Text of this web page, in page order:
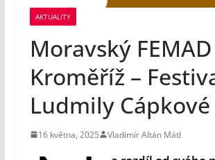
AKTUALITY
Moravský FEMAD
Kroměříž –
Ludmily Cápkové
16 května, 2025 Vladimír Altán Mátl